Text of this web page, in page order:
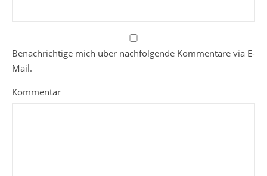
Benachrichtige mich über nachfolgende Kommentare via E-
Mail.
Kommentar